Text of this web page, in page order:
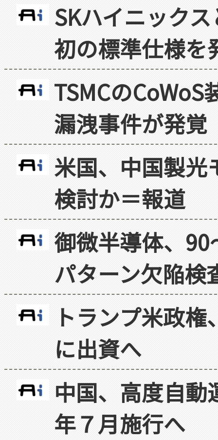
SKハイニック
初の標準仕様を
TSMCの
漏洩事件が発覚
米国、中国製光
検討か＝報道
御微半導体、
パターン欠陥検
トランプ米政
に出資へ
中国、高度自
年７月施行へ